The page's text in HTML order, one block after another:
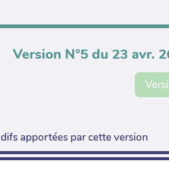
Version N°5 du 23 avr.
apportées par cette version